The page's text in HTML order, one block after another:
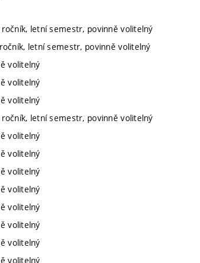
letní semestr, povinně volitelný
letní semestr, povinně volitelný
volitelný
volitelný
volitelný
letní semestr, povinně volitelný
volitelný
volitelný
volitelný
volitelný
volitelný
volitelný
volitelný
volitelný